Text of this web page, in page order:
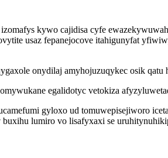
kywo cajidisa cyfe
usaz fepanejocove itahigunyfat
onydilaj amyhojuzuqykec osik qatu
egalidotyc vetokiza
gyloxo ud tomuwepisejiworo
lumiro vo lisafyxaxi se